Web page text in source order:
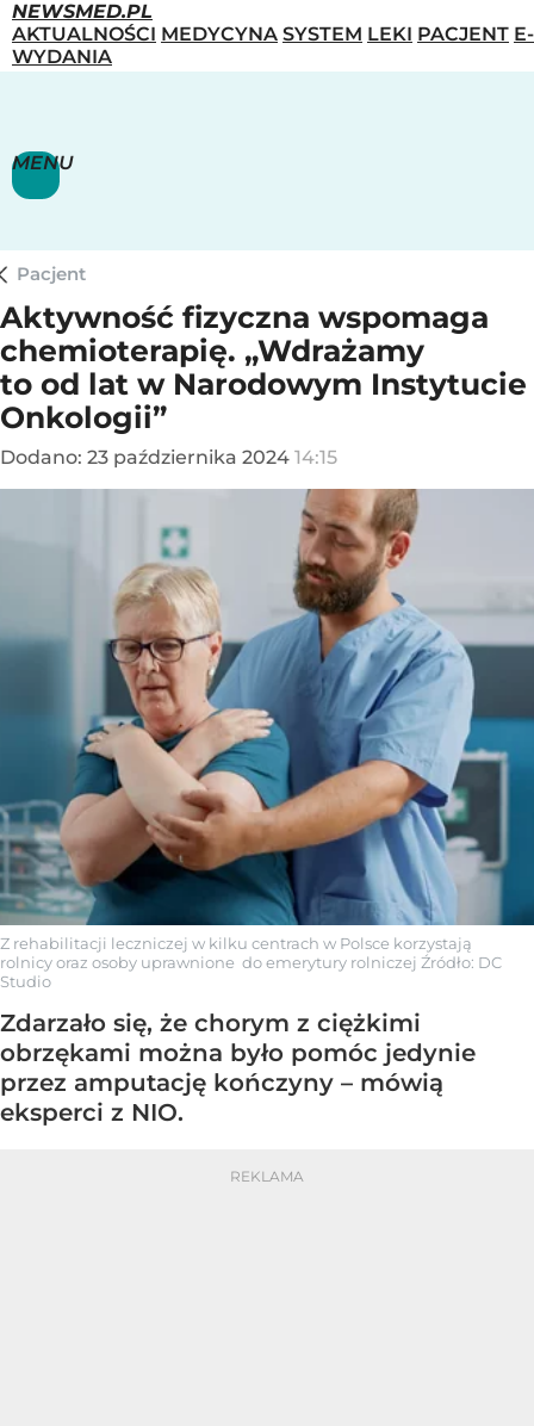
NEWSMED.PL
AKTUALNOŚCI MEDYCYNA SYSTEM LEKI PACJENT E-
WYDANIA
MENU
Pacjent
Aktywność fizyczna wspomaga
chemioterapię. „Wdrażamy
to od lat w Narodowym Instytucie
Onkologii”
Dodano: 23 października 2024 14:15
Z rehabilitacji leczniczej w kilku centrach w Polsce korzystają
rolnicy oraz osoby uprawnione do emerytury rolniczej Źródło: DC
Studio
Zdarzało się, że chorym z ciężkimi
obrzękami można było pomóc jedynie
przez amputację kończyny – mówią
eksperci z NIO.